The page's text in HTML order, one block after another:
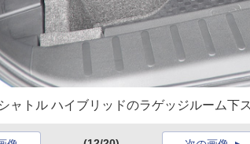
ャトル ハイブリッドのラゲッジルーム下